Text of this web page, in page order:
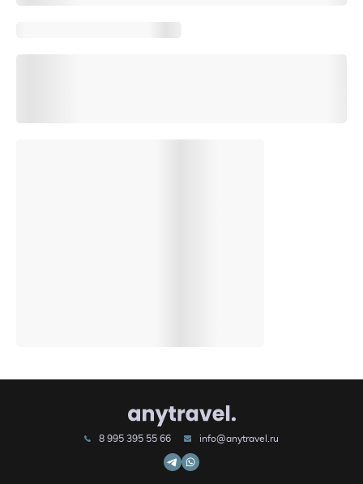
8 995 395 55 66 info@anytravel.ru